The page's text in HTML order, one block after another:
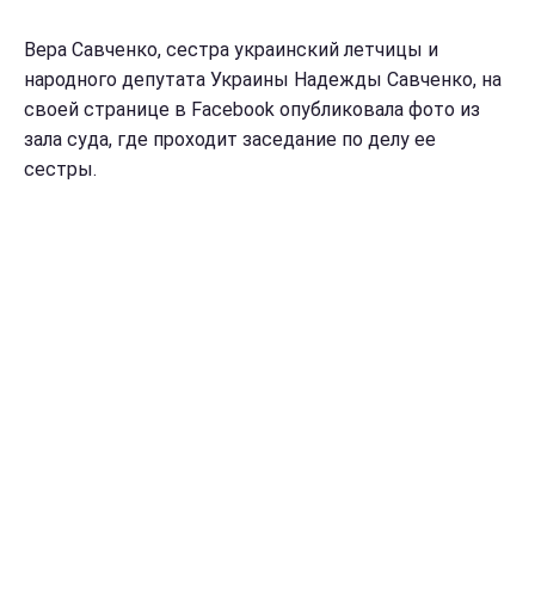
Вера Савченко, сестра украинский летчицы и
народного депутата Украины Надежды Савченко, на
своей странице в Facebook опубликовала фото из
зала суда, где проходит заседание по делу ее
сестры.